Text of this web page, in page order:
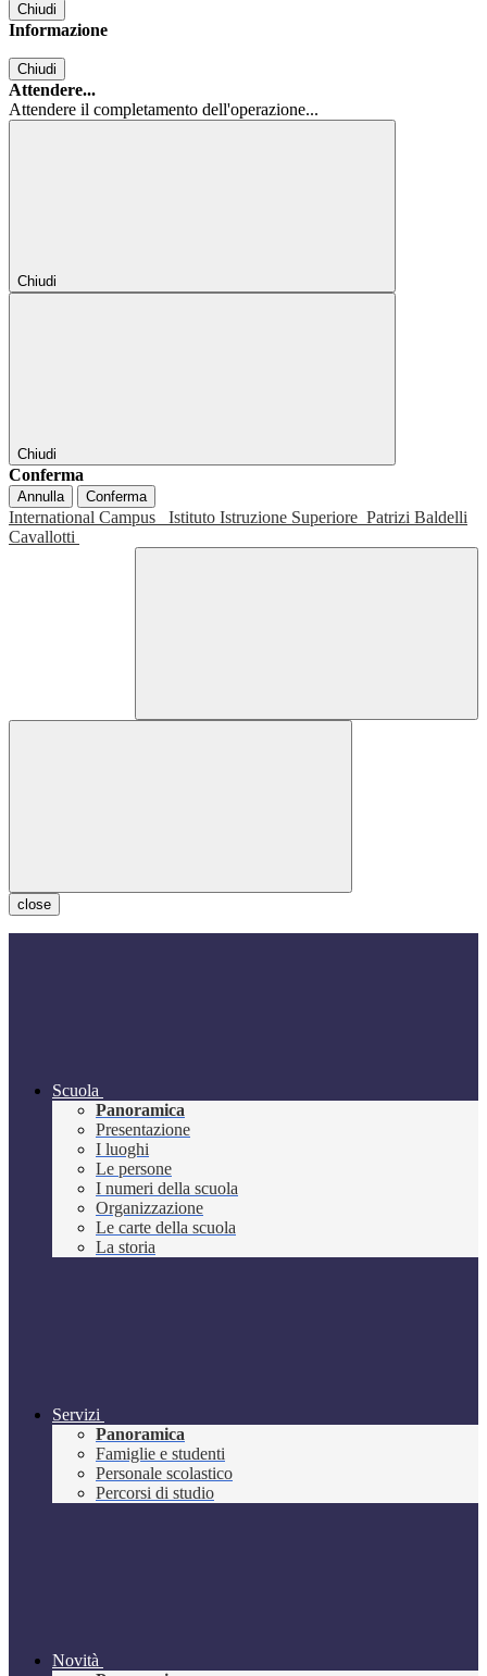
Chiudi
Informazione
Chiudi
Attendere...
Attendere il completamento dell'operazione...
Chiudi
Chiudi
Conferma
Annulla Conferma
International Campus Istituto Istruzione Superiore Patrizi Baldelli
Cavallotti
close
Scuola
Panoramica
Presentazione
I luoghi
Le persone
I numeri della scuola
Organizzazione
Le carte della scuola
La storia
Servizi
Panoramica
Famiglie e studenti
Personale scolastico
Percorsi di studio
Novità